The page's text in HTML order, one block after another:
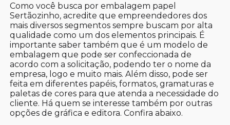
Como você busca por embalagem papel
Sertãozinho, acredite que empreendedores dos
mais diversos segmentos sempre buscam por alta
qualidade como um dos elementos principais. É
importante saber também que é um modelo de
embalagem que pode ser confeccionada de
acordo com a solicitação, podendo ter o nome da
empresa, logo e muito mais. Além disso, pode ser
feita em diferentes papéis, formatos, gramaturas e
paletas de cores para que atenda a necessidade do
cliente. Há quem se interesse também por outras
opções de gráfica e editora. Confira abaixo.